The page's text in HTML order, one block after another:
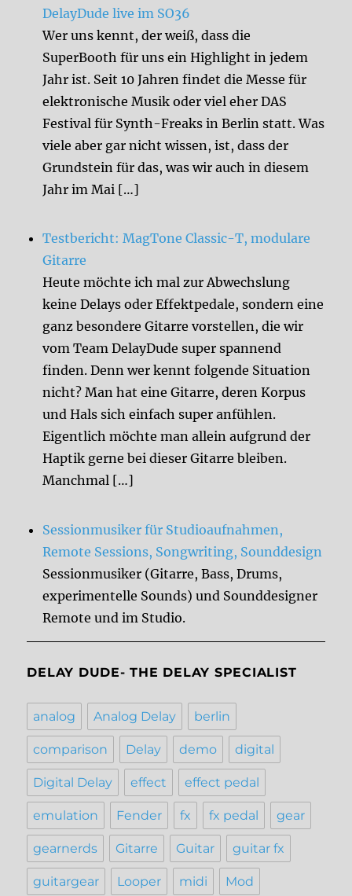
DelayDude live im SO36
Wer uns kennt, der weiß, dass die
SuperBooth für uns ein Highlight in jedem
Jahr ist. Seit 10 Jahren findet die Messe für
elektronische Musik oder viel eher DAS
Festival für Synth-Freaks in Berlin statt. Was
viele aber gar nicht wissen, ist, dass der
Grundstein für das, was wir auch in diesem
Jahr im Mai […]
Testbericht: MagTone Classic-T, modulare
Gitarre
Heute möchte ich mal zur Abwechslung
keine Delays oder Effektpedale, sondern eine
ganz besondere Gitarre vorstellen, die wir
vom Team DelayDude super spannend
finden. Denn wer kennt folgende Situation
nicht? Man hat eine Gitarre, deren Korpus
und Hals sich einfach super anfühlen.
Eigentlich möchte man allein aufgrund der
Haptik gerne bei dieser Gitarre bleiben.
Manchmal […]
Sessionmusiker für Studioaufnahmen,
Remote Sessions, Songwriting, Sounddesign
Sessionmusiker (Gitarre, Bass, Drums,
experimentelle Sounds) und Sounddesigner
Remote und im Studio.
DELAY DUDE- THE DELAY SPECIALIST
analog Analog Delay berlin
comparison Delay demo digital
Digital Delay effect effect pedal
emulation Fender fx fx pedal gear
gearnerds Gitarre Guitar guitar fx
guitargear Looper midi Mod